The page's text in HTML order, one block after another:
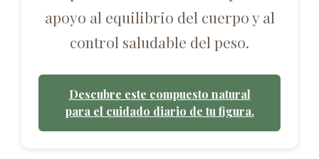
apoyo al equilibrio del cuerpo y al
control saludable del peso.
Descubre este compuesto natural
para el cuidado diario de tu figura.